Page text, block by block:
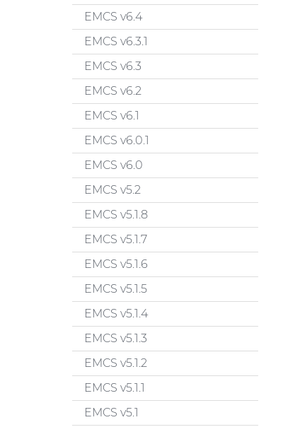
EMCS v6.4
EMCS v6.3.1
EMCS v6.3
EMCS v6.2
EMCS v6.1
EMCS v6.0.1
EMCS v6.0
EMCS v5.2
EMCS v5.1.8
EMCS v5.1.7
EMCS v5.1.6
EMCS v5.1.5
EMCS v5.1.4
EMCS v5.1.3
EMCS v5.1.2
EMCS v5.1.1
EMCS v5.1